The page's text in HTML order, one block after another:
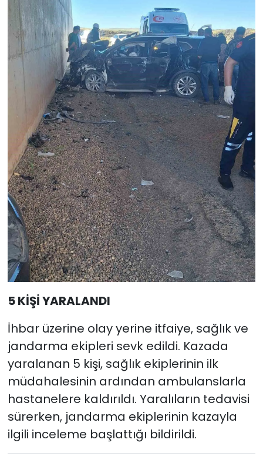
5 KİŞİ YARALANDI
İhbar üzerine olay yerine itfaiye, sağlık ve
jandarma ekipleri sevk edildi. Kazada
yaralanan 5 kişi, sağlık ekiplerinin ilk
müdahalesinin ardından ambulanslarla
hastanelere kaldırıldı. Yaralıların tedavisi
sürerken, jandarma ekiplerinin kazayla
ilgili inceleme başlattığı bildirildi.